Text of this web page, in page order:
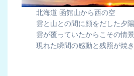
北海道 函館山から西の空
雲と山との間に顔をだした夕陽
雲が覆っていたからこその情景
現れた瞬間の感動と残照が焼